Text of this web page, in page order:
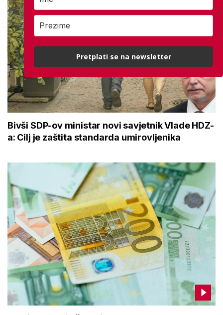
Bivši SDP-ov ministar novi savjetnik Vlade HDZ-
a: Cilj je zaštita standarda umirovljenika
Pretplati se na newsletter